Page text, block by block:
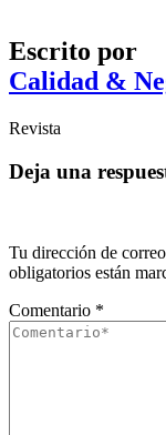
Escrito por
Calidad &
Revista
Deja una
Tu dirección de
obligatorios están
Comentario *